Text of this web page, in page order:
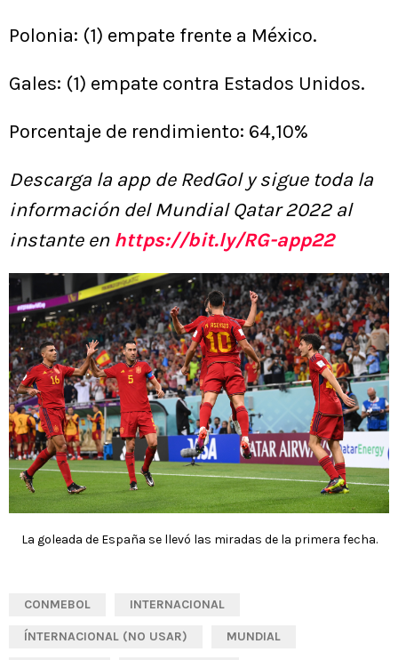
Polonia: (1) empate frente a México.
Gales: (1) empate contra Estados Unidos.
Porcentaje de rendimiento: 64,10%
Descarga la app de RedGol y sigue toda la
información del Mundial Qatar 2022 al
instante en https://bit.ly/RG-app22
La goleada de España se llevó las miradas de la primera fecha.
CONMEBOL INTERNACIONAL
ÍNTERNACIONAL (NO USAR) MUNDIAL